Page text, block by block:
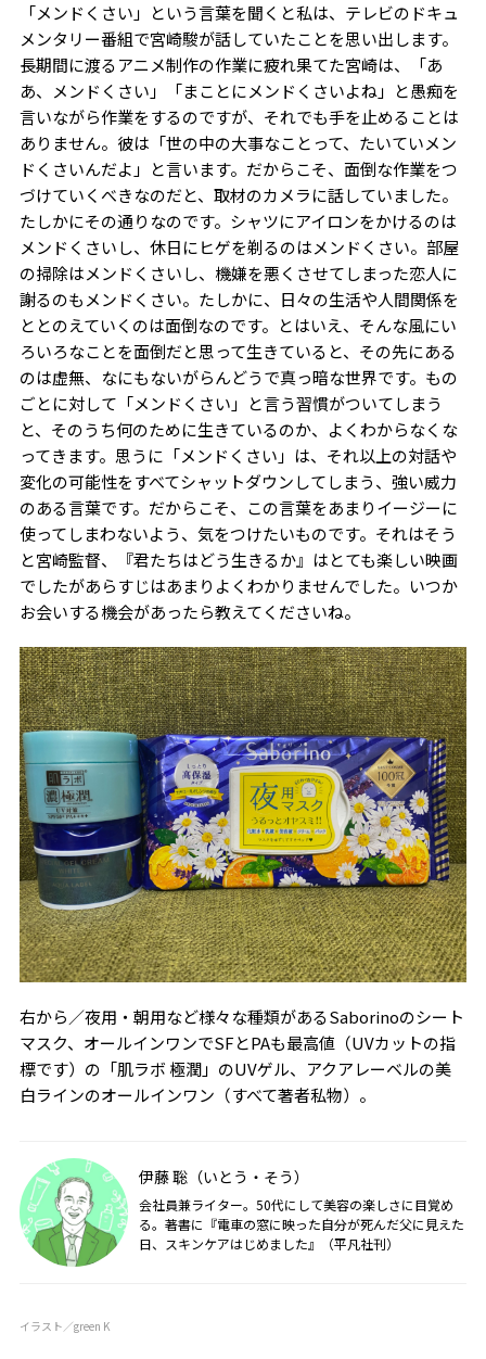
「メンドくさい」という言葉を聞くと私は、テレビのドキュ
メンタリー番組で宮崎駿が話していたことを思い出します。
長期間に渡るアニメ制作の作業に疲れ果てた宮崎は、「あ
あ、メンドくさい」「まことにメンドくさいよね」と愚痴を
言いながら作業をするのですが、それでも手を止めることは
ありません。彼は「世の中の大事なことって、たいていメン
ドくさいんだよ」と言います。だからこそ、面倒な作業をつ
づけていくべきなのだと、取材のカメラに話していました。
たしかにその通りなのです。シャツにアイロンをかけるのは
メンドくさいし、休日にヒゲを剃るのはメンドくさい。部屋
の掃除はメンドくさいし、機嫌を悪くさせてしまった恋人に
謝るのもメンドくさい。たしかに、日々の生活や人間関係を
ととのえていくのは面倒なのです。とはいえ、そんな風にい
ろいろなことを面倒だと思って生きていると、その先にある
のは虚無、なにもないがらんどうで真っ暗な世界です。もの
ごとに対して「メンドくさい」と言う習慣がついてしまう
と、そのうち何のために生きているのか、よくわからなくな
ってきます。思うに「メンドくさい」は、それ以上の対話や
変化の可能性をすべてシャットダウンしてしまう、強い威力
のある言葉です。だからこそ、この言葉をあまりイージーに
使ってしまわないよう、気をつけたいものです。それはそう
と宮崎監督、『君たちはどう生きるか』はとても楽しい映画
でしたがあらすじはあまりよくわかりませんでした。いつか
お会いする機会があったら教えてくださいね。
右から／夜用・朝用など様々な種類があるSaborinoのシート
マスク、オールインワンでSFとPAも最高値（UVカットの指
標です）の「肌ラボ 極潤」のUVゲル、アクアレーベルの美
白ラインのオールインワン（すべて著者私物）。
伊藤 聡（いとう・そう）
会社員兼ライター。50代にして美容の楽しさに目覚め
る。著書に『電車の窓に映った自分が死んだ父に見えた
日、スキンケアはじめました』（平凡社刊）
イラスト／green K